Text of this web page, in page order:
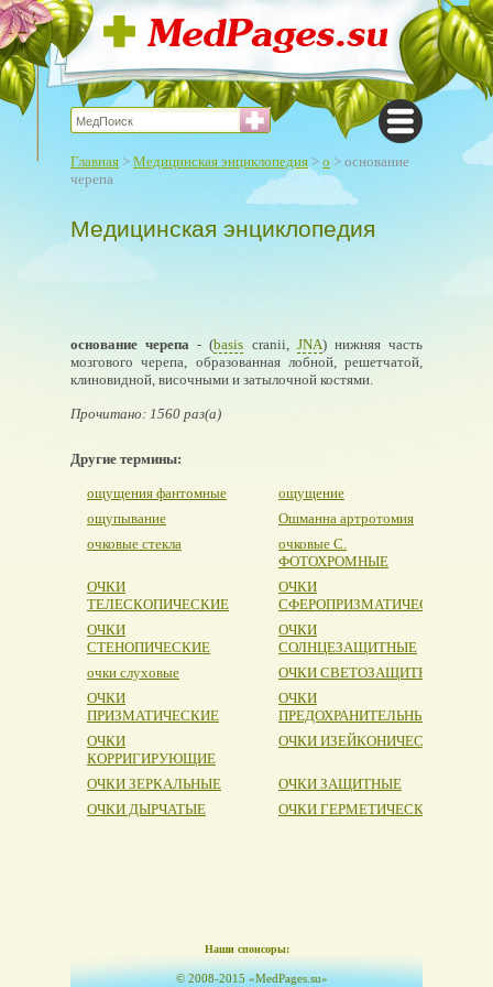
Главная > Медицинская энциклопедия > о > основание
черепа
Медицинская энциклопедия
основание черепа - (basis cranii, JNA) нижняя часть
мозгового черепа, образованная лобной, решетчатой,
клиновидной, височными и затылочной костями.
Прочитано: 1560 раз(а)
Другие термины:
ощущения фантомные
ощущение
ощупывание
Ошманна артротомия
очковые стекла
очковые С.
ФОТОХРОМНЫЕ
ОЧКИ
ТЕЛЕСКОПИЧЕСКИЕ
ОЧКИ
СФЕРОПРИЗМАТИЧЕСКИЕ
ОЧКИ
СТЕНОПИЧЕСКИЕ
ОЧКИ
СОЛНЦЕЗАЩИТНЫЕ
очки слуховые
ОЧКИ СВЕТОЗАЩИТНЫЕ
ОЧКИ
ПРИЗМАТИЧЕСКИЕ
ОЧКИ
ПРЕДОХРАНИТЕЛЬНЫЕ
ОЧКИ
КОРРИГИРУЮЩИЕ
ОЧКИ ИЗЕЙКОНИЧЕСКИЕ
ОЧКИ ЗЕРКАЛЬНЫЕ
ОЧКИ ЗАЩИТНЫЕ
ОЧКИ ДЫРЧАТЫЕ
ОЧКИ ГЕРМЕТИЧЕСКИЕ
Наши спонсоры:
© 2008-2015 «MedPages.su»